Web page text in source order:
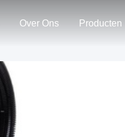
Over Ons Producten